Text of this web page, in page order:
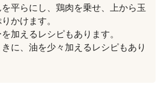
平らにし、鶏肉を乗せ、上から玉
かけます。
加えるレシピもあります。
に、油を少々加えるレシピもあり